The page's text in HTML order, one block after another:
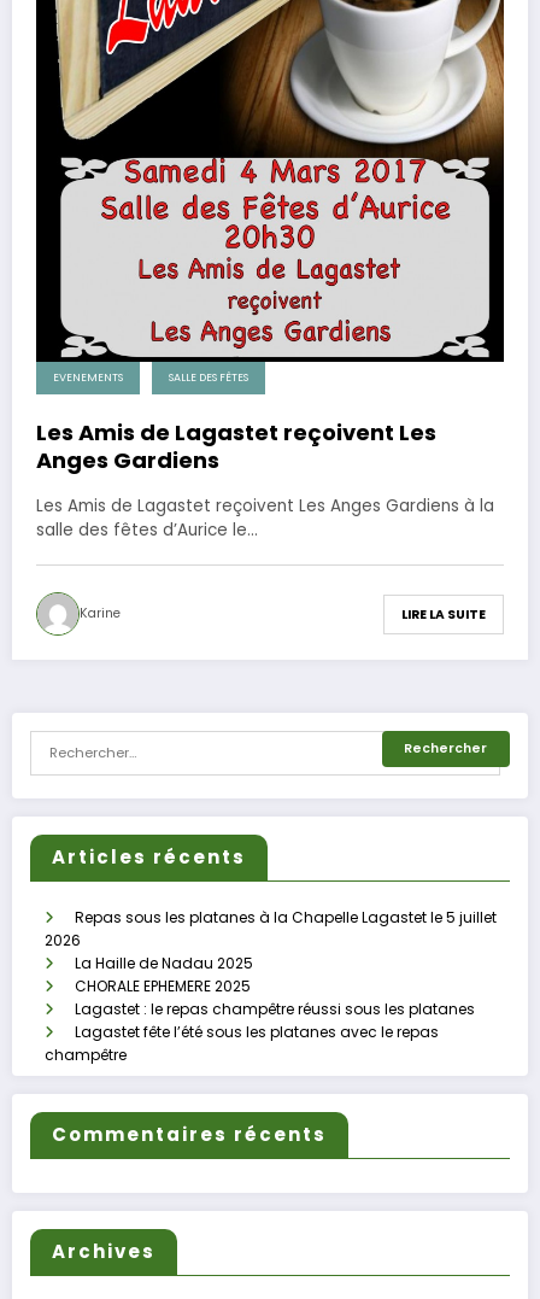
EVENEMENTS SALLE DES FÊTES
Les Amis de Lagastet reçoivent Les
Anges Gardiens
Les Amis de Lagastet reçoivent Les Anges Gardiens à la
salle des fêtes d’Aurice le…
Karine LIRE LA SUITE
Articles récents
Repas sous les platanes à la Chapelle Lagastet le 5 juillet
2026
La Haille de Nadau 2025
CHORALE EPHEMERE 2025
Lagastet : le repas champêtre réussi sous les platanes
Lagastet fête l’été sous les platanes avec le repas
champêtre
Commentaires récents
Archives